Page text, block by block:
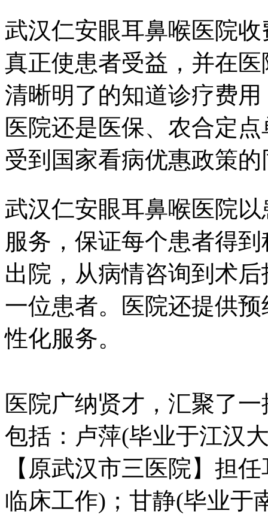
武汉仁安眼耳鼻喉医院
真正使患者受益，并在
清晰明了的知道诊疗费
医院还是医保、农合定
受到国家看病优惠政策
武汉仁安眼耳鼻喉医院
服务，保证每个患者得
出院，从病情咨询到术
一位患者。医院还提供
性化服务。
医院广纳贤才，汇聚了
包括：卢萍(毕业于江汉
【原武汉市三医院】担
临床工作)；甘静(毕业于